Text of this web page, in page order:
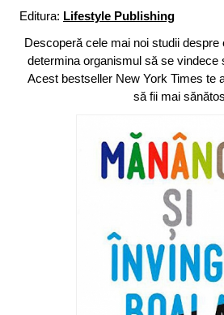
Editura: Lifestyle Publishing
Descoperă cele mai noi studii despre
determina organismul să se vindece
Acest bestseller New York Times te
să fii mai